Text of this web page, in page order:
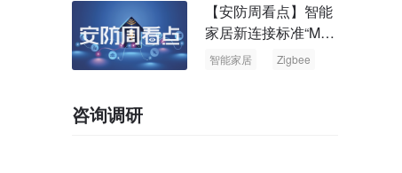
【安防周看点】智能
家居新连接标准“Matt
er” Zigbee联盟更名
智能家居 Zigbee
咨询调研